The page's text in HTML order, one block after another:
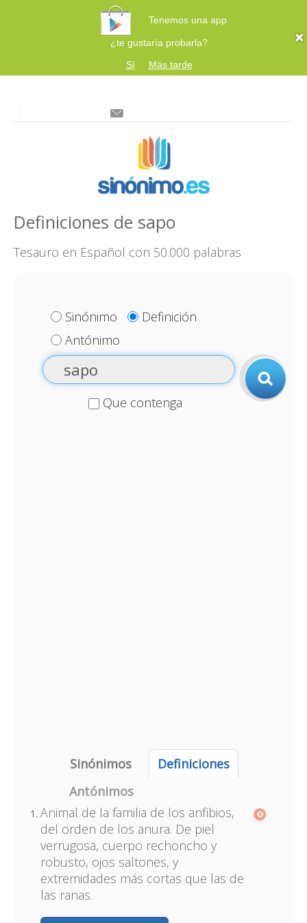
Tenemos una app
¿te gustaría probarla?
Sí
Más tarde
Definiciones de sapo
Tesauro en Español con 50.000 palabras
Sinónimo
Definición
Antónimo
Que contenga
Sinónimos
Definiciones
Antónimos
Animal de la familia de los anfibios,
del orden de los anura. De piel
verrugosa, cuerpo rechoncho y
robusto, ojos saltones, y
extremidades más cortas que las de
las ranas.